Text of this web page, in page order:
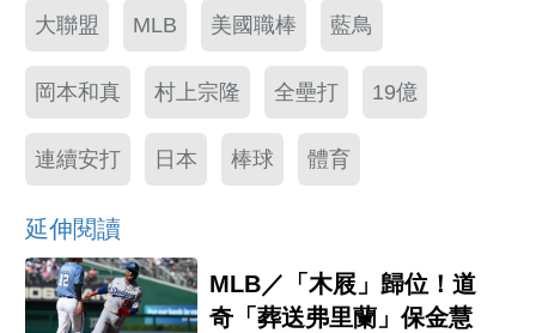
大聯盟 MLB 美國職棒 藍鳥
岡本和真 村上宗隆 全壘打 19億
連續安打 日本 棒球 體育
延伸閱讀
MLB／「木屐」歸位！道
奇「葬送弗里蘭」保金慧